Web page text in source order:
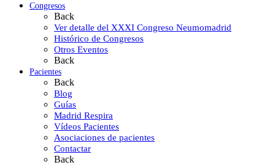
Congresos
Back
Ver detalle del XXXI Congreso Neumomadrid
Histórico de Congresos
Otros Eventos
Back
Pacientes
Back
Blog
Guías
Madrid Respira
Vídeos Pacientes
Asociaciones de pacientes
Contactar
Back